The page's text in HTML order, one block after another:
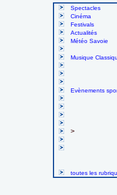
Spectacles
Cinéma
Festivals
Actualités
Météo Savoie
Musique
Evènements
>
toutes les